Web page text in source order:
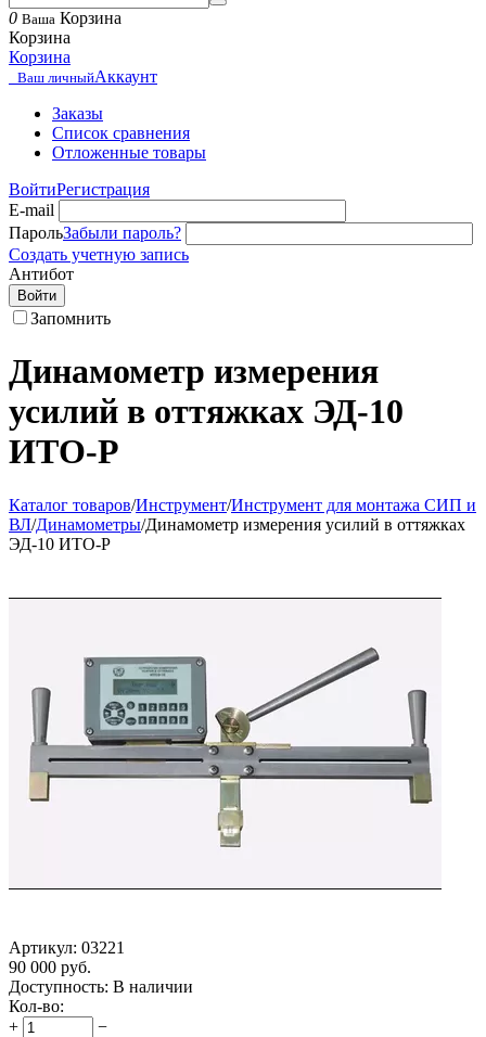
0 Ваша Корзина
Корзина
Корзина
Ваш личныйАккаунт
Заказы
Список сравнения
Отложенные товары
ВойтиРегистрация
E-mail
ПарольЗабыли пароль?
Создать учетную запись
Антибот
Войти
Запомнить
Динамометр измерения
усилий в оттяжках ЭД-10
ИТО-Р
Каталог товаров/Инструмент/Инструмент для монтажа СИП и
ВЛ/Динамометры/Динамометр измерения усилий в оттяжках
ЭД-10 ИТО-Р
Артикул: 03221
90 000 руб.
Доступность: В наличии
Кол-во:
+
−